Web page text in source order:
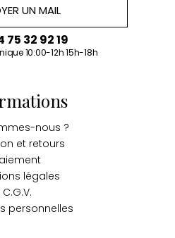
UN MAIL
75 32 92 19
10:00-12h 15h-18h
nous ?
et retours
légales
C.G.V.
personnelles